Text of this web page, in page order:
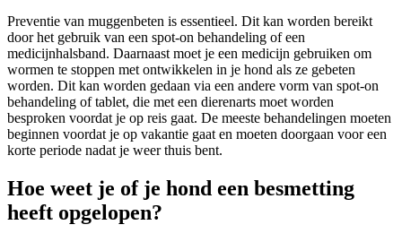
Preventie van muggenbeten is essentieel. Dit kan worden bereikt
door het gebruik van een spot-on behandeling of een
medicijnhalsband. Daarnaast moet je een medicijn gebruiken om
wormen te stoppen met ontwikkelen in je hond als ze gebeten
worden. Dit kan worden gedaan via een andere vorm van spot-on
behandeling of tablet, die met een dierenarts moet worden
besproken voordat je op reis gaat. De meeste behandelingen moeten
beginnen voordat je op vakantie gaat en moeten doorgaan voor een
korte periode nadat je weer thuis bent.
Hoe weet je of je hond een besmetting
heeft opgelopen?